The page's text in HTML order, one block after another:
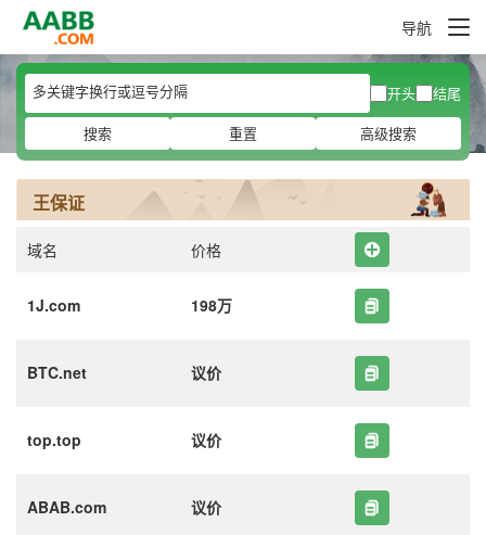
导航
开头
结尾
搜索
重置 高级搜索
王保证
域名 价格
1J.com 198万
BTC.net 议价
top.top 议价
ABAB.com 议价